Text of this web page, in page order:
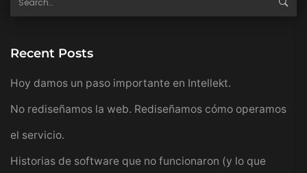
Recent Posts
Hoy damos un paso importante en Intellekt.
No rediseñamos la web. Rediseñamos cómo operamos
el servicio.
Historias de software que no funcionaron (y lo que